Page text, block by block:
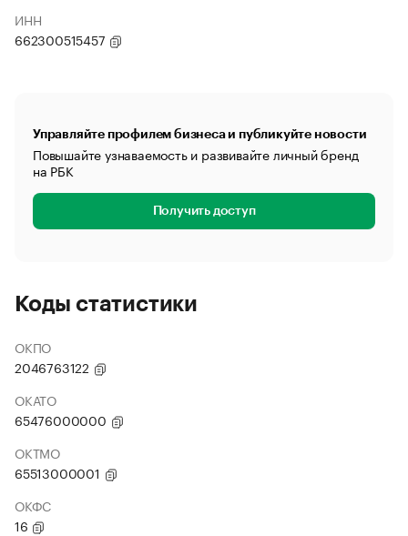
ИНН
662300515457
Управляйте профилем бизнеса и публикуйте новости
Повышайте узнаваемость и развивайте личный бренд
на РБК
Получить доступ
Коды статистики
ОКПО
2046763122
ОКАТО
65476000000
ОКТМО
65513000001
ОКФС
16